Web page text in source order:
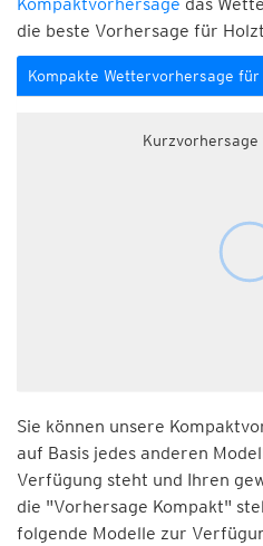
die beste Vorhersage für
Kompakte Wettervorhersage
Sie können unsere
auf Basis jedes anderen
Verfügung steht und Ihren
die "Vorhersage Kompakt"
folgende Modelle zur